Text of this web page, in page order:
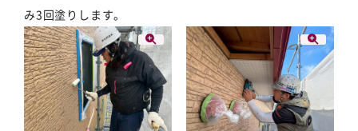
み3回塗りします。